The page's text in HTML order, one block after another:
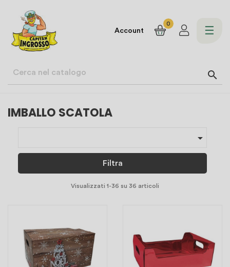
Account
0
☰

IMBALLO SCATOLA

Filtra
Visualizzati 1-36 su 36 articoli